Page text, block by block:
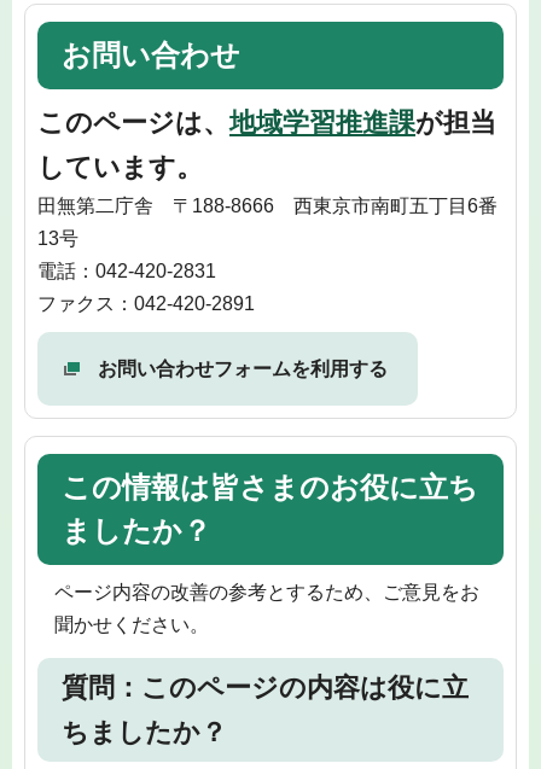
お問い合わせ
このページは、地域学習推進課が担当
しています。
田無第二庁舎 〒188-8666 西東京市南町五丁目6番
13号
電話：042-420-2831
ファクス：042-420-2891
お問い合わせフォームを利用する
この情報は皆さまのお役に立ち
ましたか？
ページ内容の改善の参考とするため、ご意見をお
聞かせください。
質問：このページの内容は役に立
ちましたか？